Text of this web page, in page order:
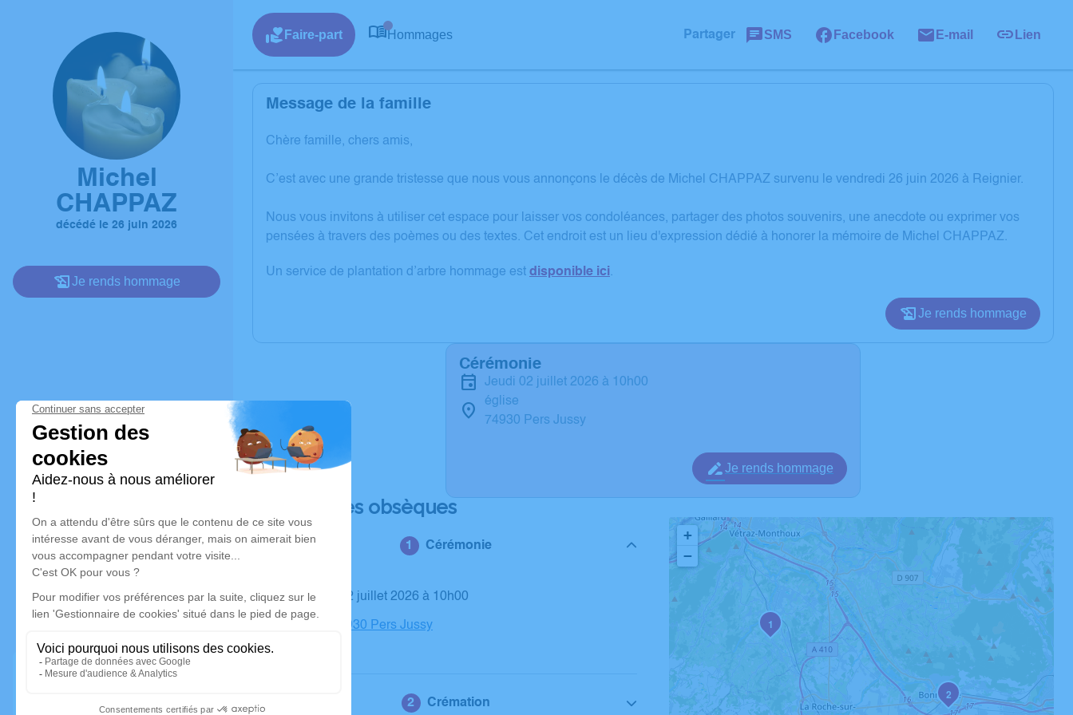
Michel
CHAPPAZ
décédé le 26 juin 2026
Je rends hommage
Faire-part Hommages Partager SMS Facebook E-mail Lien
Message de la famille
Chère famille, chers amis,
C’est avec une grande tristesse que nous vous annonçons le décès de Michel CHAPPAZ survenu le vendredi 26 juin 2026 à Reignier.
Nous vous invitons à utiliser cet espace pour laisser vos condoléances, partager des photos souvenirs, une anecdote ou exprimer vos
pensées à travers des poèmes ou des textes. Cet endroit est un lieu d'expression dédié à honorer la mémoire de Michel CHAPPAZ.
Un service de plantation d’arbre hommage est disponible ici.
Je rends hommage
Cérémonie
jeudi 02 juillet 2026 à 10h00
église
74930 Pers Jussy
Je rends hommage
Déroulé des obsèques
Cérémonie
Le jeudi 02 juillet 2026 à 10h00
église, 74930 Pers Jussy
Crémation
1
2
+
−